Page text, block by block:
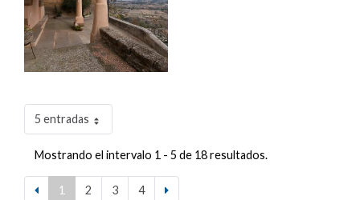
5 entradas
Mostrando el intervalo 1 - 5 de 18 resultados.
1 2 3 4